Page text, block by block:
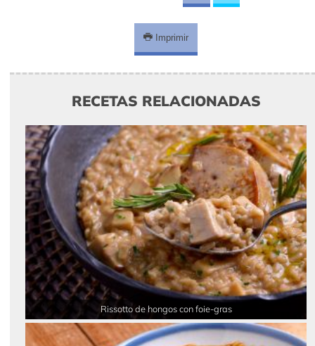
Imprimir
RECETAS RELACIONADAS
Rissotto de hongos con foie-gras